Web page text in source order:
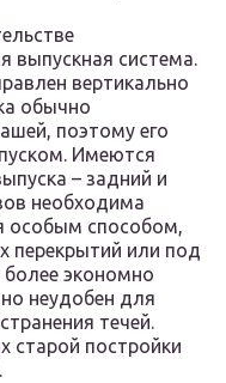
выпускная система.
вертикально
обычно
поэтому его
Имеются
– задний и
необходима
особым способом,
перекрытий или под
экономно
неудобен для
течей.
старой постройки